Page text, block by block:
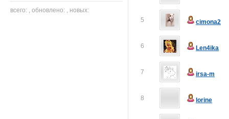
5 cimona2
6 Len4ika
7 irsa-m
8 lorine
всего: , обновлено: , новых: